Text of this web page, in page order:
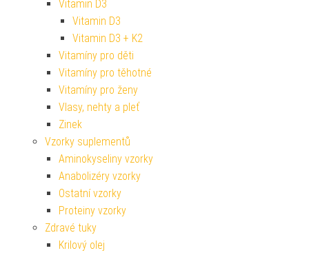
Vitamin D3
Vitamin D3
Vitamin D3 + K2
Vitamíny pro děti
Vitamíny pro těhotné
Vitamíny pro ženy
Vlasy, nehty a pleť
Zinek
Vzorky suplementů
Aminokyseliny vzorky
Anabolizéry vzorky
Ostatní vzorky
Proteiny vzorky
Zdravé tuky
Krilový olej